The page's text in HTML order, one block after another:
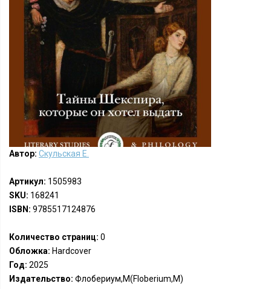
Автор: Скульская Е.
Артикул: 1505983
SKU: 168241
ISBN: 9785517124876
Количество страниц: 0
Обложка: Hardcover
Год: 2025
Издательство: Флобериум,М(Floberium,M)